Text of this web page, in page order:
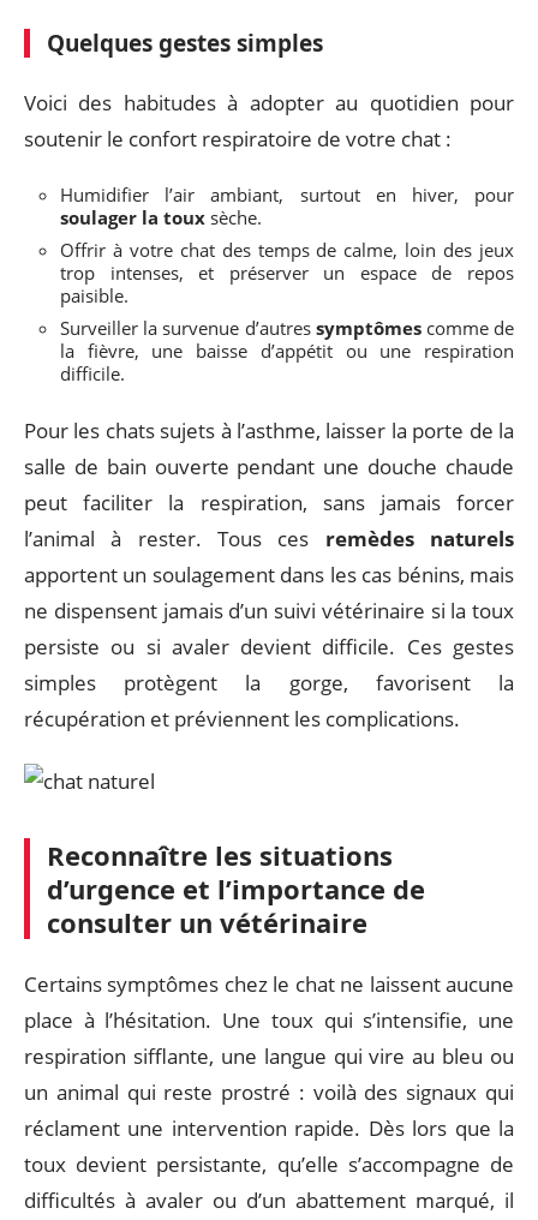
Quelques gestes simples
Voici des habitudes à adopter au quotidien pour
soutenir le confort respiratoire de votre chat :
Humidifier l’air ambiant, surtout en hiver, pour
soulager la toux sèche.
Offrir à votre chat des temps de calme, loin des jeux
trop intenses, et préserver un espace de repos
paisible.
Surveiller la survenue d’autres symptômescomme de
la fièvre, une baisse d’appétit ou une respiration
difficile.
Pour les chats sujets à l’asthme, laisser la porte de la
salle de bain ouverte pendant une douche chaude
peut faciliter la respiration, sans jamais forcer
l’animal à rester. Tous ces remèdes naturels
apportent un soulagement dans les cas bénins, mais
ne dispensent jamais d’un suivi vétérinaire si la toux
persiste ou si avaler devient difficile. Ces gestes
simples protègent la gorge, favorisent la
récupération et préviennent les complications.
Reconnaître les situations
d’urgence et l’importance de
consulter un vétérinaire
Certains symptômes chez le chat ne laissent aucune
place à l’hésitation. Une toux qui s’intensifie, une
respiration sifflante, une langue qui vire au bleu ou
un animal qui reste prostré : voilà des signaux qui
réclament une intervention rapide. Dès lors que la
toux devient persistante, qu’elle s’accompagne de
difficultés à avaler ou d’un abattement marqué, il